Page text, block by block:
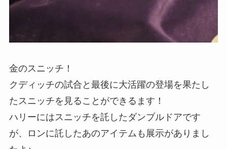
金のスニッチ！
クディッチの試合と最後に大活躍の登場を果たし
たスニッチを見ることができるます！
ハリーにはスニッチを託したダンブルドアです
が、ロンに託したあのアイテムも展示がありまし